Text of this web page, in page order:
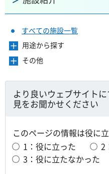
すべての施設一覧
メ
ニ
ュ
を
開
き
用途から探す
メ
ュ
を
開
ま
す
その他
より良いウェブサイト
見をお聞かせください
このページの情報は役に
1：役に立った
2
3：役に立たなかった